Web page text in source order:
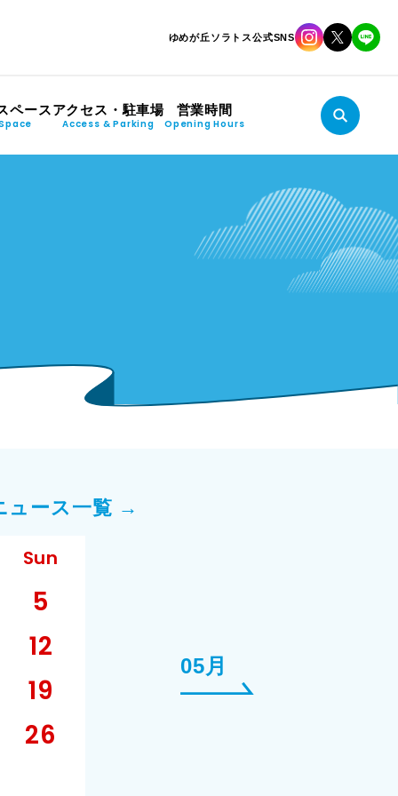
ゆめが丘ソラトス公式SNS
ペースアクセス・駐車場
Access & Parking
営業時間
Opening Hours
ュース一覧 →
Sun
5
12
19
26
05月